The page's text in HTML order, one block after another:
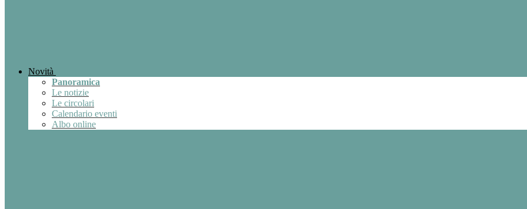
Novità
Panoramica
Le notizie
Le circolari
Calendario eventi
Albo online